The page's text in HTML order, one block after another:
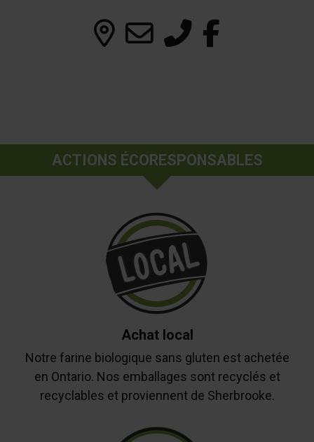
ACTIONS ÉCORESPONSABLES
Achat local
Notre farine biologique sans gluten est achetée
en Ontario. Nos emballages sont recyclés et
recyclables et proviennent de Sherbrooke.